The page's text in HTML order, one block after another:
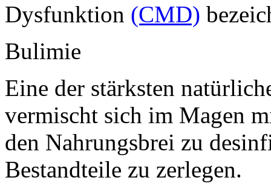
Dysfunktion (CMD)
Bulimie
Eine der stärksten
vermischt sich im Magen
den Nahrungsbrei zu
Bestandteile zu zerlegen.